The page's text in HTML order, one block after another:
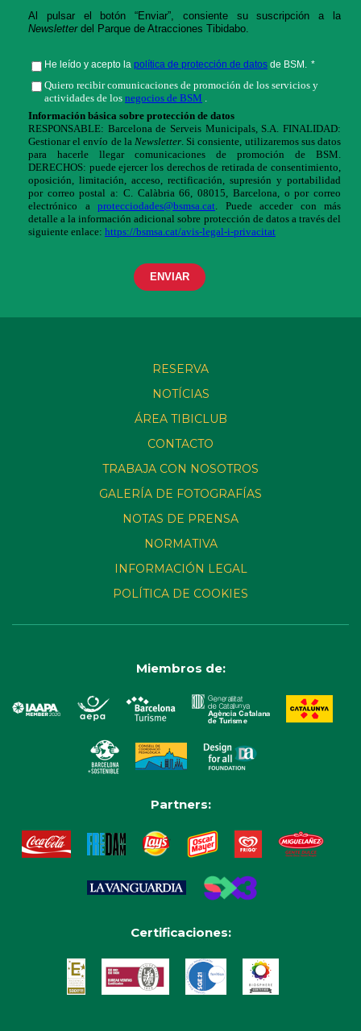
RESERVA
NOTÍCIAS
ÁREA TIBICLUB
CONTACTO
TRABAJA CON NOSOTROS
GALERÍA DE FOTOGRAFÍAS
NOTAS DE PRENSA
NORMATIVA
INFORMACIÓN LEGAL
POLÍTICA DE COOKIES
Miembros de:
Partners:
Certificaciones: